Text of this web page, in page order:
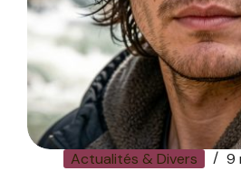
Actualités & Divers 9